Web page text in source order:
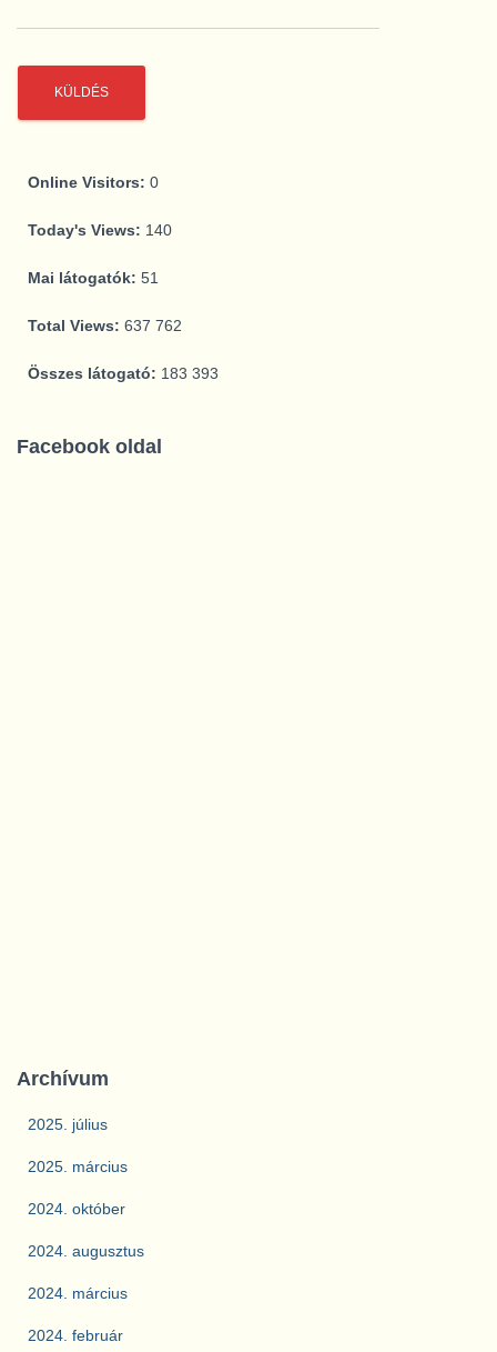
Online Visitors: 0
Today's Views: 140
Mai látogatók: 51
Total Views: 637 762
Összes látogató: 183 393
Facebook oldal
Archívum
2025. július
2025. március
2024. október
2024. augusztus
2024. március
2024. február